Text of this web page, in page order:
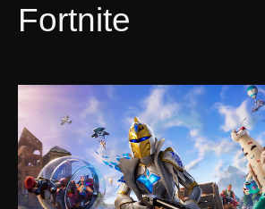
Fortnite